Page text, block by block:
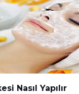
Nasıl Yapılır